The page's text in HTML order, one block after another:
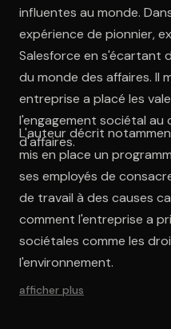
influentes au monde.
expérience de pionnier,
Salesforce en s'écartant
du monde des affaires. Il
entreprise a placé les
l'engagement sociétal
d'affaires.
L'auteur décrit
mis en place un
ses employés de
de travail à des causes
comment l'entreprise a
sociétales comme les
l'environnement.
afficher plus